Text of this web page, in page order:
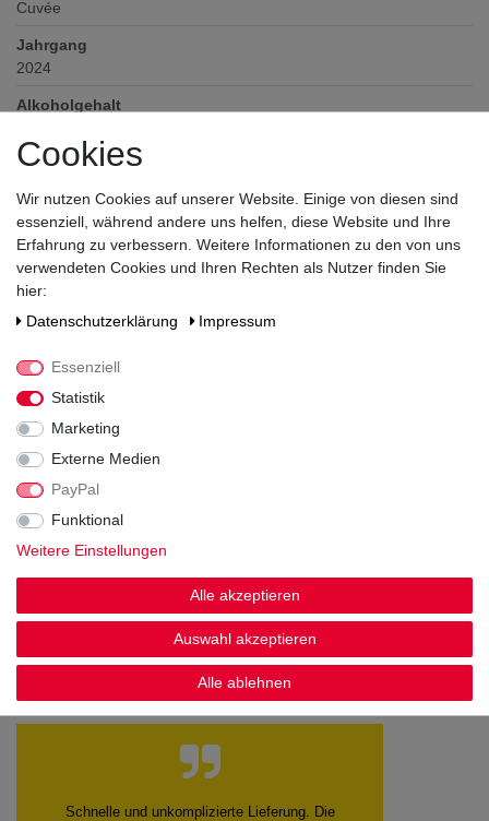
Cuvée
Jahrgang
2024
Alkoholgehalt
Prädikat
Verschluss
Korken
Zutaten / Allergene
Weingut Schloß Proschwitz Prinz zur Lippe GmbH & Co. KG
Kellerei und Vertrieb, Dorfanger 19, 01665 Zadel über Meißen
Noch sind keine Bewertungen vorhanden.
Kundenstimmen
Schnelle und unkomplizierte Lieferung. Die
Cookies
Wir nutzen Cookies auf unserer Website. Einige von diesen sind
essenziell, während andere uns helfen, diese Website und Ihre
Erfahrung zu verbessern. Weitere Informationen zu den von uns
verwendeten Cookies und Ihren Rechten als Nutzer finden Sie
hier:
Daten­schutz­erklärung
Impressum
Essenziell
Statistik
Marketing
Externe Medien
PayPal
Funktional
Weitere Einstellungen
Alle akzeptieren
Auswahl akzeptieren
Alle ablehnen